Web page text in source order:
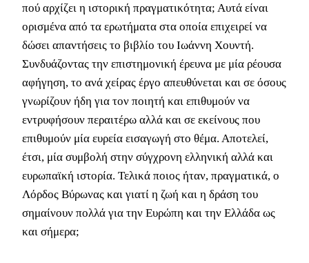
πού αρχίζει η ιστορική πραγματικότητα; Αυτά είναι
ορισμένα από τα ερωτήματα στα οποία επιχειρεί να
δώσει απαντήσεις το βιβλίο του Ιωάννη Χουντή.
Συνδυάζοντας την επιστημονική έρευνα με μία ρέουσα
αφήγηση, το ανά χείρας έργο απευθύνεται και σε όσους
γνωρίζουν ήδη για τον ποιητή και επιθυμούν να
εντρυφήσουν περαιτέρω αλλά και σε εκείνους που
επιθυμούν μία ευρεία εισαγωγή στο θέμα. Αποτελεί,
έτσι, μία συμβολή στην σύγχρονη ελληνική αλλά και
ευρωπαϊκή ιστορία. Τελικά ποιος ήταν, πραγματικά, ο
Λόρδος Βύρωνας και γιατί η ζωή και η δράση του
σημαίνουν πολλά για την Ευρώπη και την Ελλάδα ως
και σήμερα;